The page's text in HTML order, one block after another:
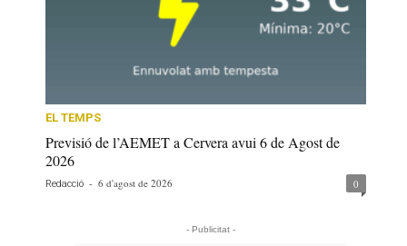
EL TEMPS
Previsió de l’AEMET a Cervera avui 6 de Agost de
2026
Redacció - 6 d'agost de 2026 0
- Publicitat -